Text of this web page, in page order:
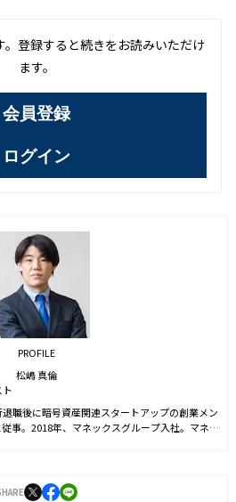
。登録すると続きをお読みいただけ
ます。
会員登録
ログイン
PROFILE
松嶋 真倫
職後に暗号資産関連スタートアップの創業メン
事。2018年、マネックスグループ入社。マネッ
2021年3月より現職。